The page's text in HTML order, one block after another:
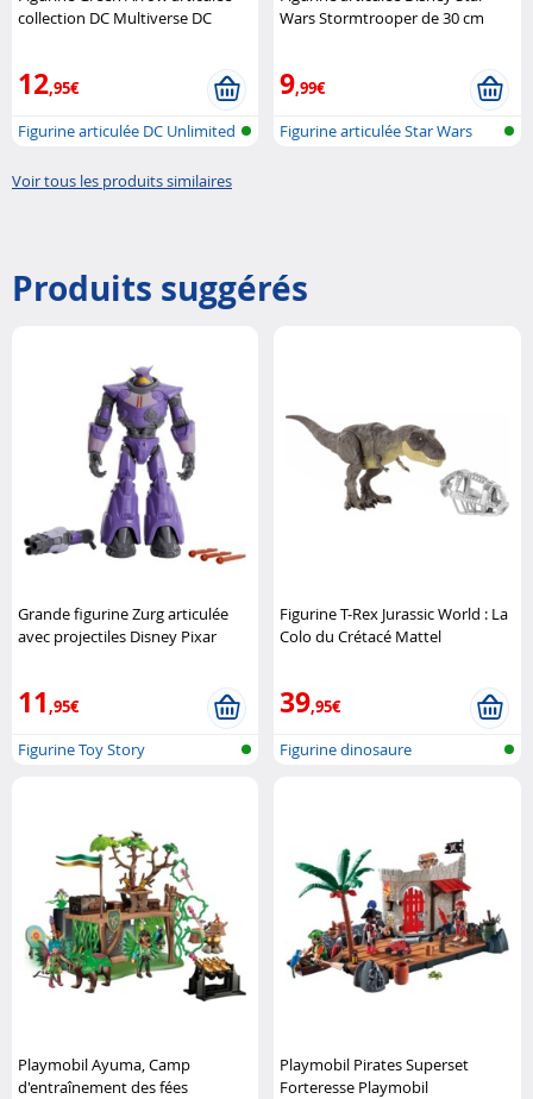
collection DC Multiverse DC
12,95€
Figurine articulée DC Unlimited
Wars Stormtrooper de 30 cm
9,99€
Figurine articulée Star Wars
Voir tous les produits similaires
Produits suggérés
Grande figurine Zurg articulée
avec projectiles Disney Pixar
11,95€
Figurine Toy Story
Figurine T-Rex Jurassic World : La
Colo du Crétacé Mattel
39,95€
Figurine dinosaure
Playmobil Ayuma, Camp
d'entraînement des fées
Playmobil Pirates Superset
Forteresse Playmobil